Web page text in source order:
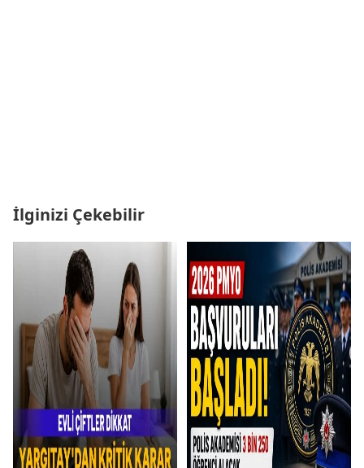
İlginizi Çekebilir